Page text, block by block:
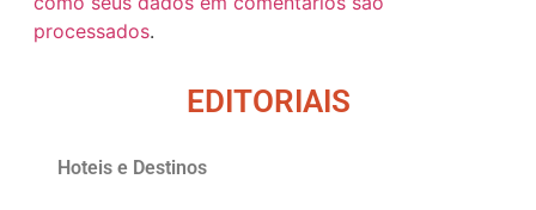
processados.
EDITORIAIS
Hoteis e Destinos